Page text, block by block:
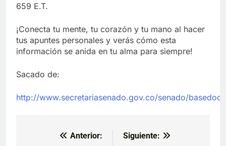
659 E.T.
¡Conecta tu mente, tu corazón y tu mano al hacer
tus apuntes personales y verás cómo esta
información se anida en tu alma para siempre!
Sacado de:
http://www.secretariasenado.gov.co/senado/
Navegación
Anterior:
Siguiente: